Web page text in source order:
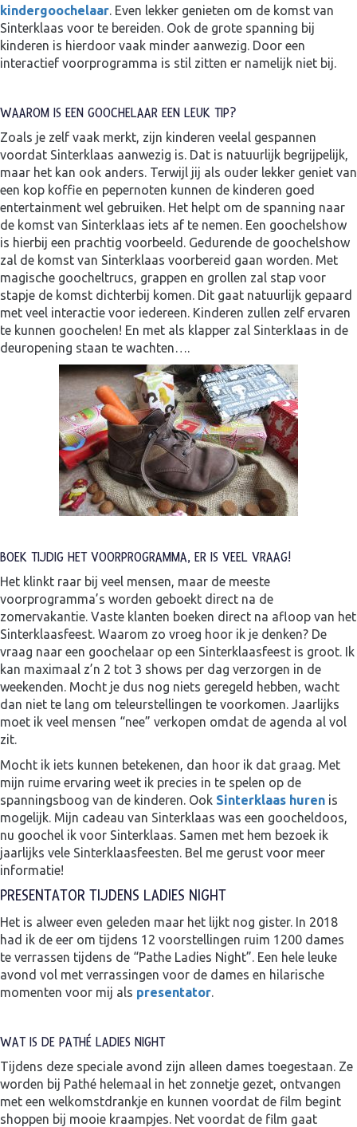
kindergoochelaar. Even lekker genieten om de komst van
Sinterklaas voor te bereiden. Ook de grote spanning bij
kinderen is hierdoor vaak minder aanwezig. Door een
interactief voorprogramma is stil zitten er namelijk niet bij.
WAAROM IS EEN GOOCHELAAR EEN LEUK TIP?
Zoals je zelf vaak merkt, zijn kinderen veelal gespannen
voordat Sinterklaas aanwezig is. Dat is natuurlijk begrijpelijk,
maar het kan ook anders. Terwijl jij als ouder lekker geniet van
een kop koffie en pepernoten kunnen de kinderen goed
entertainment wel gebruiken. Het helpt om de spanning naar
de komst van Sinterklaas iets af te nemen. Een goochelshow
is hierbij een prachtig voorbeeld. Gedurende de goochelshow
zal de komst van Sinterklaas voorbereid gaan worden. Met
magische goocheltrucs, grappen en grollen zal stap voor
stapje de komst dichterbij komen. Dit gaat natuurlijk gepaard
met veel interactie voor iedereen. Kinderen zullen zelf ervaren
te kunnen goochelen! En met als klapper zal Sinterklaas in de
deuropening staan te wachten….
BOEK TIJDIG HET VOORPROGRAMMA, ER IS VEEL VRAAG!
Het klinkt raar bij veel mensen, maar de meeste
voorprogramma’s worden geboekt direct na de
zomervakantie. Vaste klanten boeken direct na afloop van het
Sinterklaasfeest. Waarom zo vroeg hoor ik je denken? De
vraag naar een goochelaar op een Sinterklaasfeest is groot. Ik
kan maximaal z’n 2 tot 3 shows per dag verzorgen in de
weekenden. Mocht je dus nog niets geregeld hebben, wacht
dan niet te lang om teleurstellingen te voorkomen. Jaarlijks
moet ik veel mensen “nee” verkopen omdat de agenda al vol
zit.
Mocht ik iets kunnen betekenen, dan hoor ik dat graag. Met
mijn ruime ervaring weet ik precies in te spelen op de
spanningsboog van de kinderen. Ook Sinterklaas huren is
mogelijk. Mijn cadeau van Sinterklaas was een goocheldoos,
nu goochel ik voor Sinterklaas. Samen met hem bezoek ik
jaarlijks vele Sinterklaasfeesten. Bel me gerust voor meer
informatie!
PRESENTATOR TIJDENS LADIES NIGHT
Het is alweer even geleden maar het lijkt nog gister. In 2018
had ik de eer om tijdens 12 voorstellingen ruim 1200 dames
te verrassen tijdens de “Pathe Ladies Night”. Een hele leuke
avond vol met verrassingen voor de dames en hilarische
momenten voor mij als presentator.
WAT IS DE PATHÉ LADIES NIGHT
Tijdens deze speciale avond zijn alleen dames toegestaan. Ze
worden bij Pathé helemaal in het zonnetje gezet, ontvangen
met een welkomstdrankje en kunnen voordat de film begint
shoppen bij mooie kraampjes. Net voordat de film gaat